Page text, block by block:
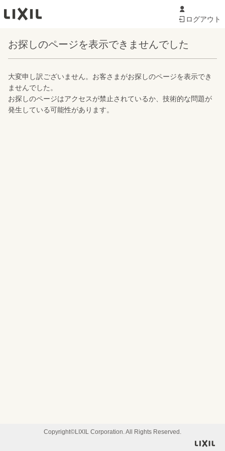
ログアウト
お探しのページを表示できませんでした
大変申し訳ございません。お客さまがお探しのページを表示でき
ませんでした。
お探しのページはアクセスが禁止されているか、技術的な問題が
発生している可能性があります。
Copyright©LIXIL Corporation. All Rights Reserved.